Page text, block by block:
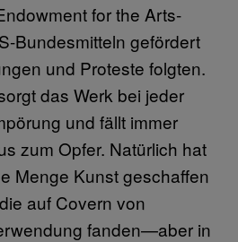
for the Arts-
Bundesmitteln gefördert
und Proteste folgten.
das Werk bei jeder
und fällt immer
zum Opfer. Natürlich hat
Menge Kunst geschaffen
auf Covern von
fanden—aber in